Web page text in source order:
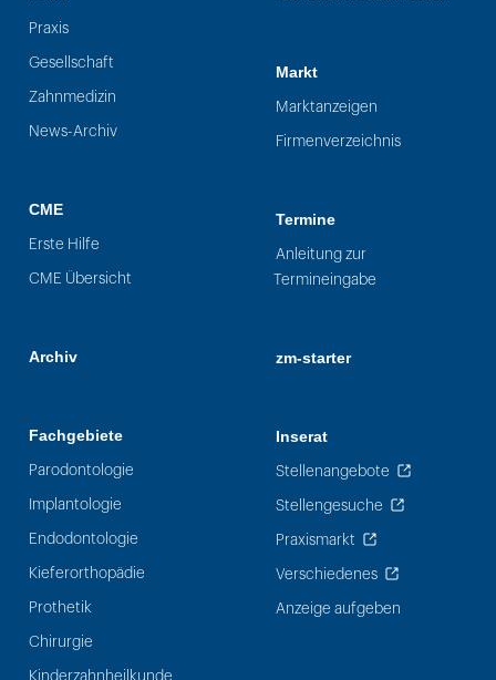
Praxis
Gesellschaft
Zahnmedizin
News-Archiv
CME
Erste Hilfe
CME Übersicht
Archiv
Fachgebiete
Parodontologie
Implantologie
Endodontologie
Kieferorthopädie
Prothetik
Chirurgie
Kinderzahnheilkunde
Markt
Marktanzeigen
Firmenverzeichnis
Termine
Anleitung zur
Termineingabe
zm-starter
Inserat
Stellenangebote
Stellengesuche
Praxismarkt
Verschiedenes
Anzeige aufgeben